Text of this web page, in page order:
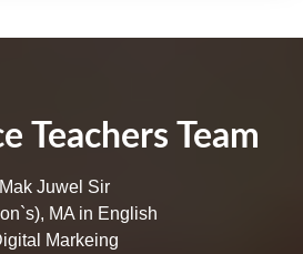
Teachers Team
Mak Juwel Sir
MA in English
Markeing